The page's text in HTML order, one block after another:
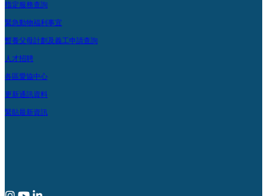
指定服務查詢
緊急動物福利事宜
暫養父母計劃及義工申請查詢
人才招聘
各區愛協中心
更新通訊資料
緊貼最新資訊